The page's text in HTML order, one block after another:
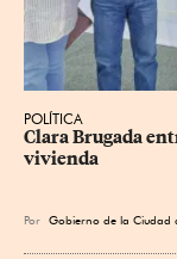
POLÍTICA
Clara Brugada
vivienda
Por Gobierno de la Ciudad